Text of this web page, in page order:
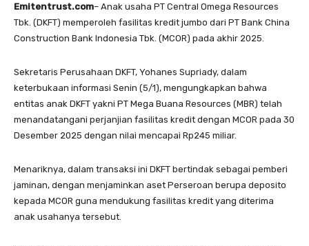
Emitentrust.com– Anak usaha PT Central Omega Resources
Tbk. (DKFT) memperoleh fasilitas kredit jumbo dari PT Bank China
Construction Bank Indonesia Tbk. (MCOR) pada akhir 2025.
Sekretaris Perusahaan DKFT, Yohanes Supriady, dalam
keterbukaan informasi Senin (5/1), mengungkapkan bahwa
entitas anak DKFT yakni PT Mega Buana Resources (MBR) telah
menandatangani perjanjian fasilitas kredit dengan MCOR pada 30
Desember 2025 dengan nilai mencapai Rp245 miliar.
Menariknya, dalam transaksi ini DKFT bertindak sebagai pemberi
jaminan, dengan menjaminkan aset Perseroan berupa deposito
kepada MCOR guna mendukung fasilitas kredit yang diterima
anak usahanya tersebut.